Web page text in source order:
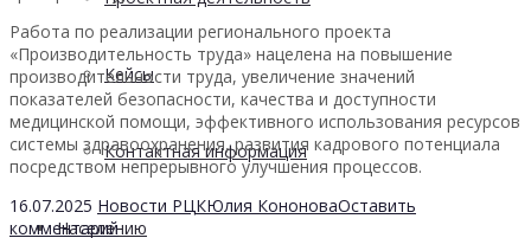
Кейсы
Контактная информация
Населению
Работа по реализации регионального проекта
«Производительность труда» нацелена на повышение
производительности труда, увеличение значений
показателей безопасности, качества и доступности
медицинской помощи, эффективного использования ресурсов
системы здравоохранения, развития кадрового потенциала
посредством непрерывного улучшения процессов.
16.07.2025 Новости РЦКЮлия КононоваОставить
комментарий